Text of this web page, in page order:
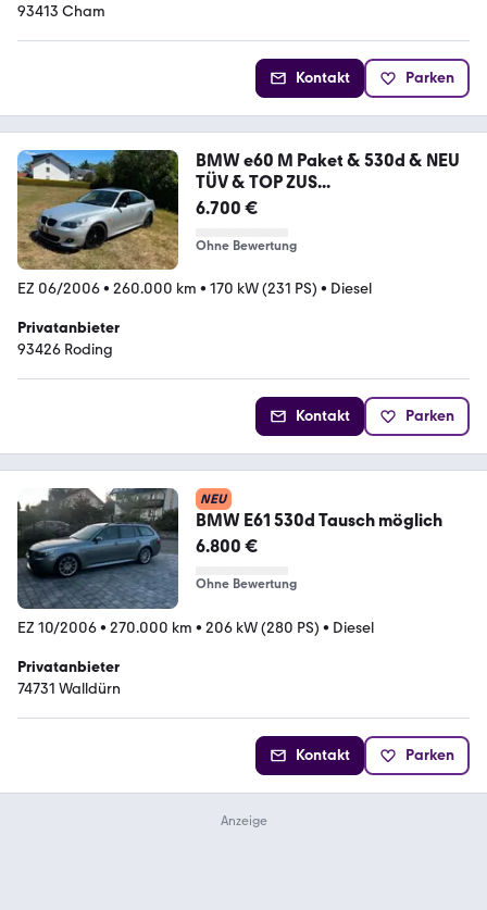
93413 Cham
Kontakt Parken
BMW e60 M Paket & 530d & NEU
TÜV & TOP ZUS...
6.700 €
Ohne Bewertung
EZ 06/2006• 260.000 km • 170 kW (231 PS) • Diesel
Privatanbieter
93426 Roding
Kontakt Parken
NEU
BMW E61 530d Tausch möglich
6.800 €
Ohne Bewertung
EZ 10/2006• 270.000 km • 206 kW (280 PS) • Diesel
Privatanbieter
74731 Walldürn
Kontakt Parken